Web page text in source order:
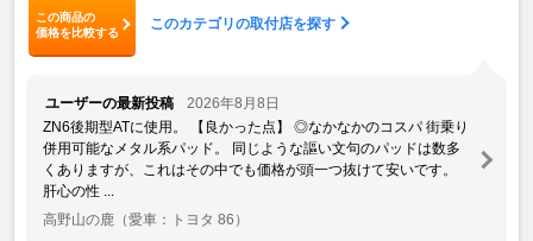
この商品の
価格を比較する
このカテゴリの取付店を探す
ユーザーの最新投稿
2026年8月8日
ZN6後期型ATに使用。 【良かった点】 ◎なかなかのコスパ 街乗り
併用可能なメタル系パッド。 同じような謳い文句のパッドは数多
くありますが、これはその中でも価格が頭一つ抜けて安いです。
肝心の性 ...
高野山の鹿 （愛車：トヨタ 86）